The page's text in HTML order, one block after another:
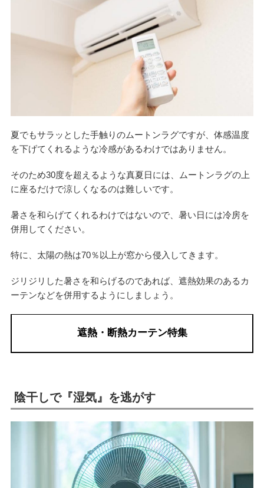
夏でもサラッとした手触りのムートンラグですが、体感温度
を下げてくれるような冷感があるわけではありません。
そのため30度を超えるような真夏日には、ムートンラグの上
に座るだけで涼しくなるのは難しいです。
暑さを和らげてくれるわけではないので、暑い日には冷房を
併用してください。
特に、太陽の熱は70％以上が窓から侵入してきます。
ジリジリした暑さを和らげるのであれば、遮熱効果のあるカ
ーテンなどを併用するようにしましょう。
遮熱・断熱カーテン特集
陰干しで『湿気』を逃がす